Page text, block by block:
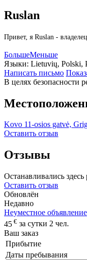
Ruslan
Привет, я Ruslan -
БольшеМеньше
Языки: Lietuvių, Polski,
Написать письмо
В целях безопасности
Kovo 11-osios gatvė,
Оставить отзыв
Отзывы
Останавливались
Оставить отзыв
Обновлён
Недавно
Неуместное объявление
45 € за сутки 2 чел.
Ваш заказ
Прибытие
Даты пребывания